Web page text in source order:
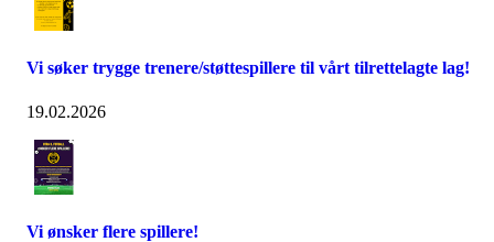
Vi søker trygge trenere/støttespillere til vårt tilrettelagte lag!
19.02.2026
Vi ønsker flere spillere!